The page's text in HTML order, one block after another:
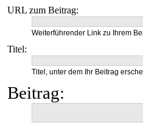
URL zum Beitrag:
Weiterführender Link zu Ihrem
Titel:
Titel, unter dem Ihr Beitrag
Beitrag: